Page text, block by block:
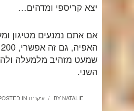
יצא קריספי ומדהים…
אם אתם נמנעים מטיגון
שמעט מזהיב מלמעלה
השני.
IN עיקרית / BYNATALIE